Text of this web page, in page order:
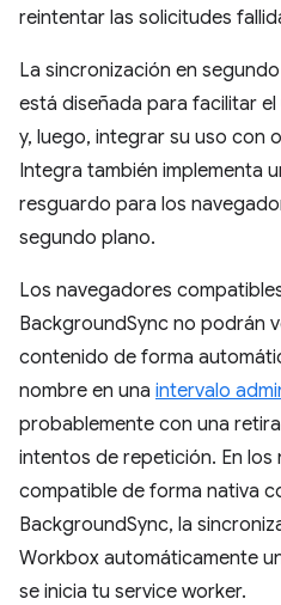
reintentar las solicitudes
La sincronización en
está diseñada para facilitar
y, luego, integrar su uso con
Integra también implementa
resguardo para los
segundo plano.
Los navegadores
BackgroundSync no podrán
contenido de forma
nombre en una intervalo
probablemente con una
intentos de repetición. En los
compatible de forma nativa
BackgroundSync, la
Workbox automáticamente
se inicia tu service worker.